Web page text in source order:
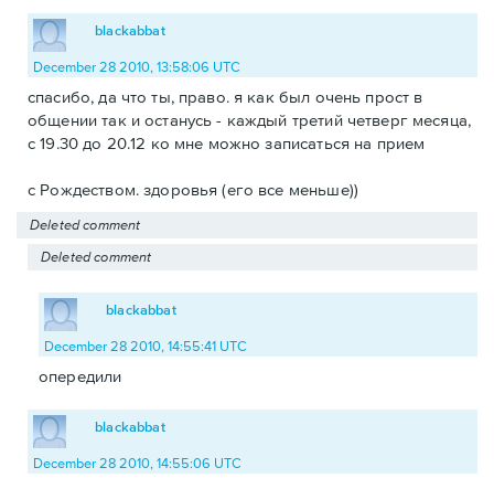
blackabbat
December 28 2010, 13:58:06 UTC
спасибо, да что ты, право. я как был очень прост в
общении так и останусь - каждый третий четверг месяца,
с 19.30 до 20.12 ко мне можно записаться на прием
с Рождеством. здоровья (его все меньше))
Deleted comment
Deleted comment
blackabbat
December 28 2010, 14:55:41 UTC
опередили
blackabbat
December 28 2010, 14:55:06 UTC